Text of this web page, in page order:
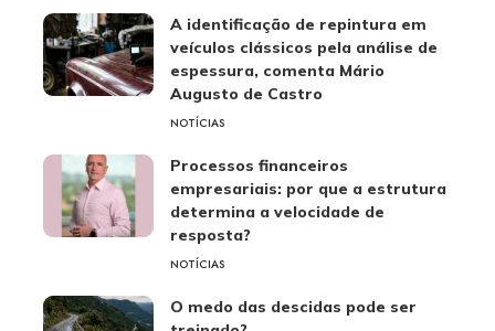
A identificação de repintura em
veículos clássicos pela análise de
espessura, comenta Mário
Augusto de Castro
NOTÍCIAS
Processos financeiros
empresariais: por que a estrutura
determina a velocidade de
resposta?
NOTÍCIAS
O medo das descidas pode ser